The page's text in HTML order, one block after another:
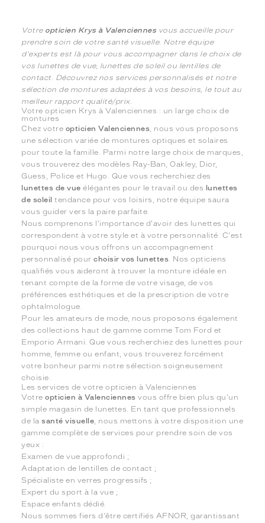
Votre opticien Krys à Valenciennes vous accueille pour
prendre soin de votre santé visuelle. Notre équipe
d'experts est là pour vous accompagner dans le choix de
vos lunettes de vue, lunettes de soleil ou lentilles de
contact. Découvrez nos services personnalisés et notre
sélection de montures adaptées à vos besoins, le tout au
meilleur rapport qualité/prix.
Votre opticien Krys à Valenciennes : un large choix de
montures
Chez votre opticien Valenciennes, nous vous proposons
une sélection variée de montures optiques et solaires
pour toute la famille. Parmi notre large choix de marques,
vous trouverez des modèles Ray-Ban, Oakley, Dior,
Guess, Police et Hugo. Que vous recherchiez des
lunettes de vue élégantes pour le travail ou des lunettes
de soleil tendance pour vos loisirs, notre équipe saura
vous guider vers la paire parfaite.
Nous comprenons l'importance d'avoir des lunettes qui
correspondent à votre style et à votre personnalité. C'est
pourquoi nous vous offrons un accompagnement
personnalisé pourchoisir vos lunettes. Nos opticiens
qualifiés vous aideront à trouver la monture idéale en
tenant compte de la forme de votre visage, de vos
préférences esthétiques et de la prescription de votre
ophtalmologue.
Pour les amateurs de mode, nous proposons également
des collections haut de gamme comme Tom Ford et
Emporio Armani. Que vous recherchiez des lunettes pour
homme, femme ou enfant, vous trouverez forcément
votre bonheur parmi notre sélection soigneusement
choisie.
Les services de votre opticien à Valenciennes
Votreopticien à Valenciennes vous offre bien plus qu'un
simple magasin de lunettes. En tant que professionnels
de lasanté visuelle, nous mettons à votre disposition une
gamme complète de services pour prendre soin de vos
yeux :
Examen de vue approfondi ;
Adaptation de lentilles de contact ;
Spécialiste en verres progressifs ;
Expert du sport à la vue ;
Espace enfants dédié.
Nous sommes fiers d'être certifiés AFNOR, garantissant